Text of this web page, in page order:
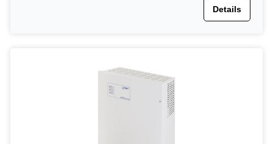
Details